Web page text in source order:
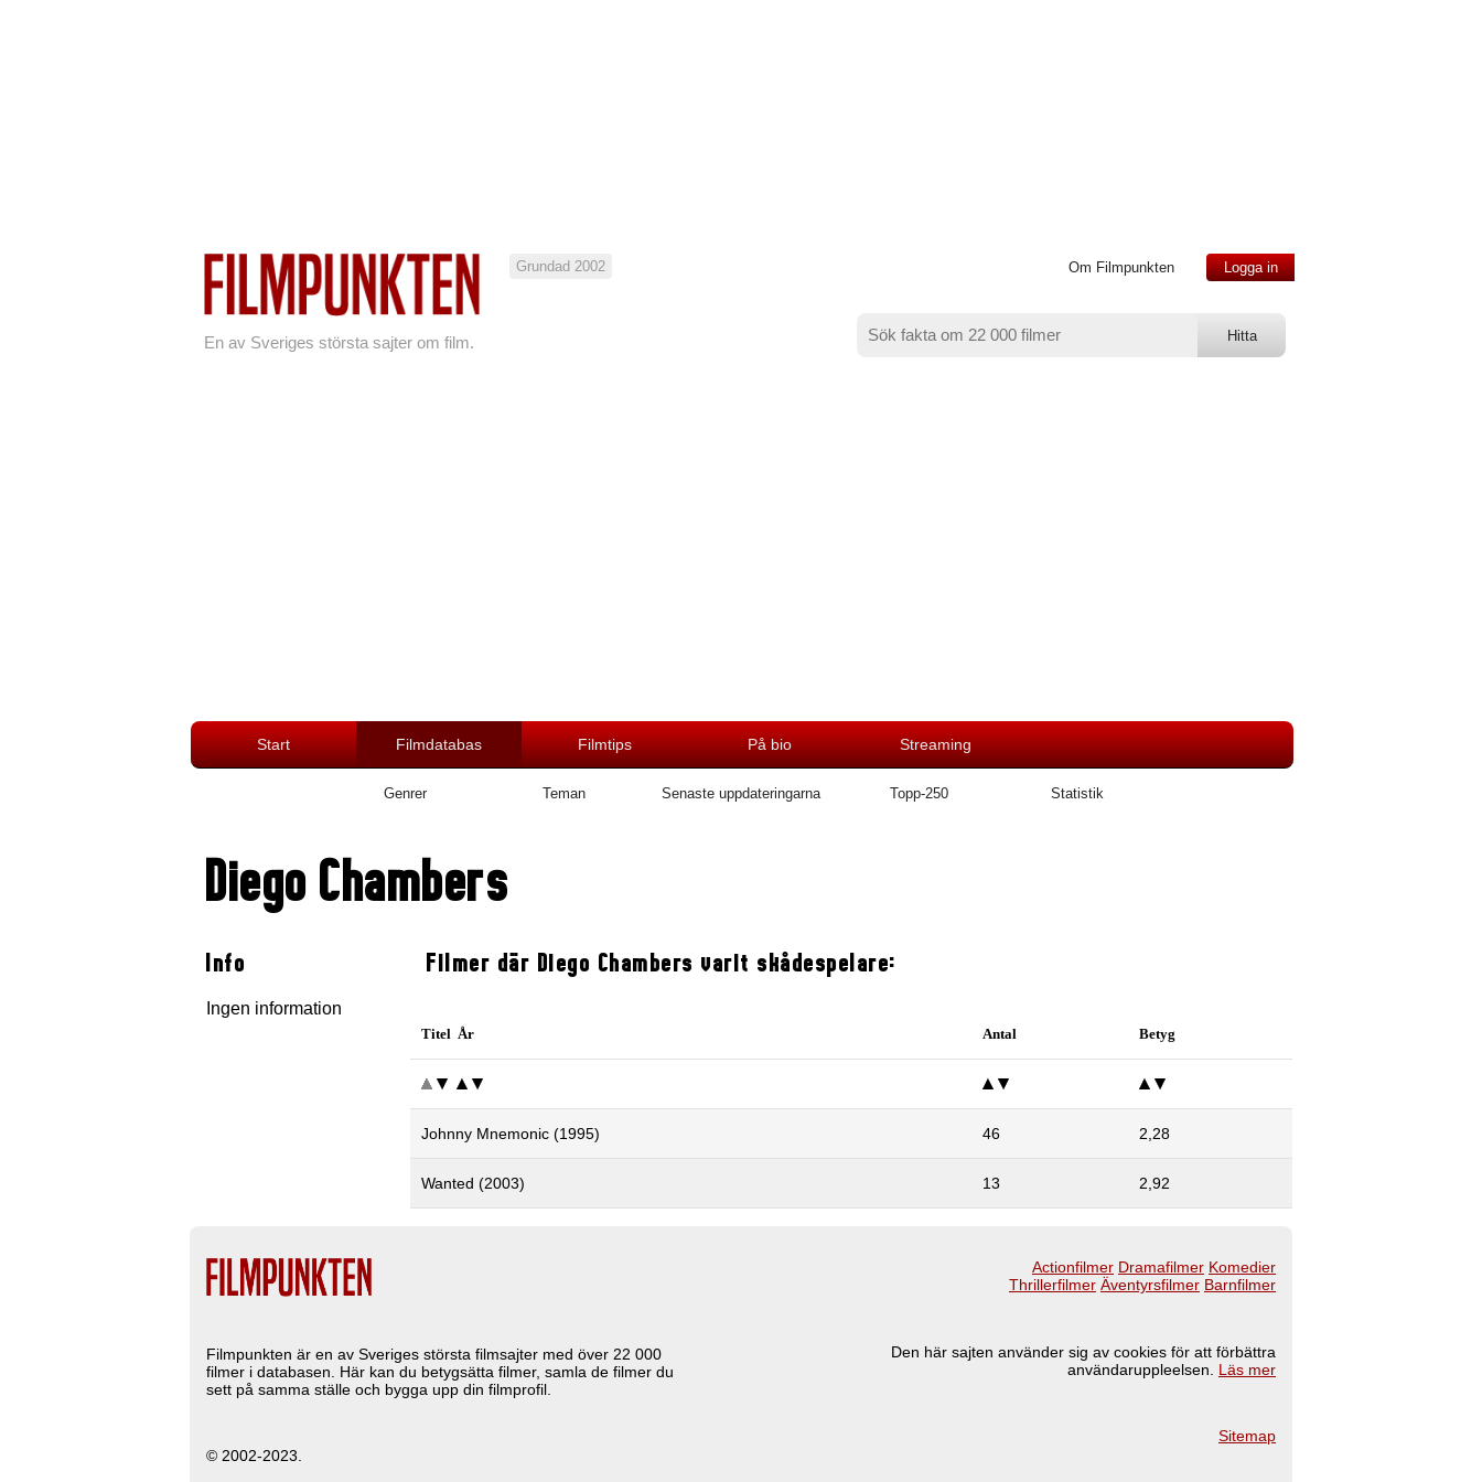
En av Sveriges största sajter om film.
Grundad 2002 Om Filmpunkten Logga in
Start Filmdatabas Filmtips På bio Streaming
Genrer Teman Senaste uppdateringarna Topp-250 Statistik
Diego Chambers
Info
Ingen information
Filmer där Diego Chambers varit skådespelare:
Titel År Antal Betyg
Johnny Mnemonic (1995) 46 2,28
Wanted (2003) 13 2,92
Filmpunkten är en av Sveriges största filmsajter med över 22 000
filmer i databasen. Här kan du betygsätta filmer, samla de filmer du
sett på samma ställe och bygga upp din filmprofil.
© 2002-2023.
Actionfilmer Dramafilmer Komedier
Thrillerfilmer Äventyrsfilmer Barnfilmer
Den här sajten använder sig av cookies för att förbättra
användaruppleelsen. Läs mer
Sitemap